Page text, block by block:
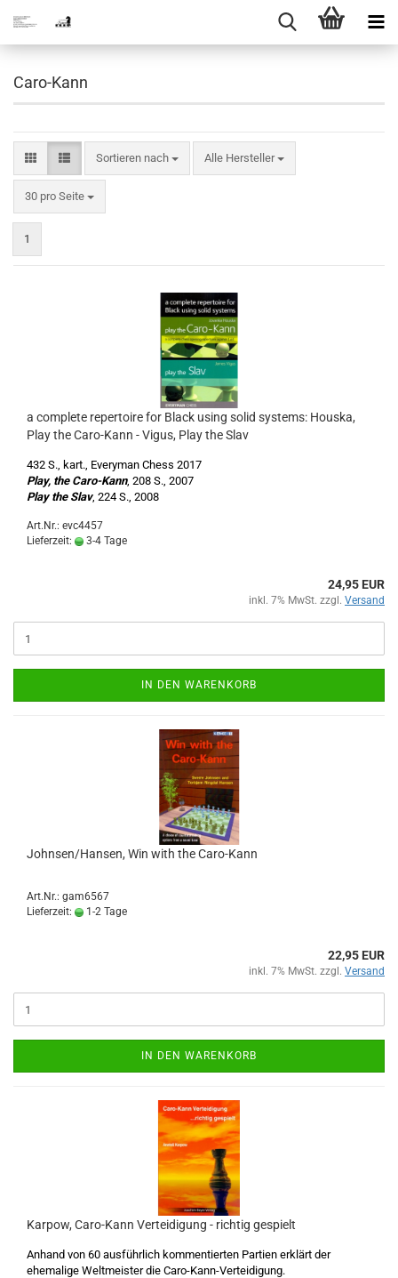
Caro-Kann
Sortieren nach
Sortieren nach Alle Hersteller
30 pro Seite
pro Seite
1
a complete repertoire for Black using solid systems: Houska,
Play the Caro-Kann - Vigus, Play the Slav
432 S., kart., Everyman Chess 2017
Play, the Caro-Kann, 208 S., 2007
Play the Slav, 224 S., 2008
Art.Nr.: evc4457
Lieferzeit:
3-4 Tage
24,95 EUR
inkl. 7% MwSt. zzgl. Versand
IN DEN WARENKORB
Johnsen/Hansen, Win with the Caro-Kann
Art.Nr.: gam6567
Lieferzeit:
1-2 Tage
22,95 EUR
inkl. 7% MwSt. zzgl. Versand
IN DEN WARENKORB
Karpow, Caro-Kann Verteidigung - richtig gespielt
Anhand von 60 ausführlich kommentierten Partien erklärt der
ehemalige Weltmeister die Caro-Kann-Verteidigung.